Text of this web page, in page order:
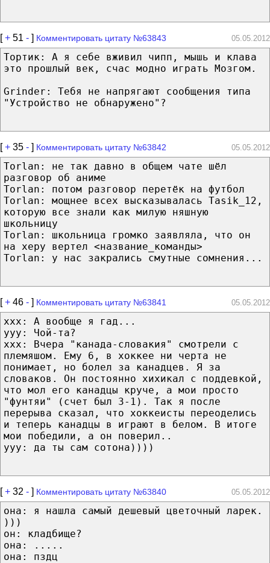
[+ 51 - ] Комментировать цитату №63843 05.05.2012
Тортик: А я себе вживил чипп, мышь и клава
это прошлый век, счас модно играть Мозгом.
Grinder: Тебя не напрягают сообщения типа
"Устройство не обнаружено"?
[+ 35 - ] Комментировать цитату №63842 05.05.2012
Torlan: не так давно в общем чате шёл
разговор об аниме
Torlan: потом разговор перетёк на футбол
Torlan: мощнее всех высказывалась Tasik_12,
которую все знали как милую няшную
школьницу
Torlan: школьница громко заявляла, что он
на херу вертел <название_команды>
Torlan: у нас закрались смутные сомнения...
[+ 46 - ] Комментировать цитату №63841 05.05.2012
ххх: А вообще я гад...
yyy: Чой-та?
ххх: Вчера "канада-словакия" смотрели с
племяшом. Ему 6, в хоккее ни черта не
понимает, но болел за канадцев. Я за
словаков. Он постоянно хихикал с поддевкой,
что мол его канадцы круче, а мои просто
"фунтяи" (счет был 3-1). Так я после
перерыва сказал, что хоккеисты переоделись
и теперь канадцы в играют в белом. В итоге
мои победили, а он поверил..
yyy: да ты сам сотона))))
[+ 32 - ] Комментировать цитату №63840 05.05.2012
она: я нашла самый дешевый цветочный ларек.
)))
он: кладбище?
она: .....
она: пздц